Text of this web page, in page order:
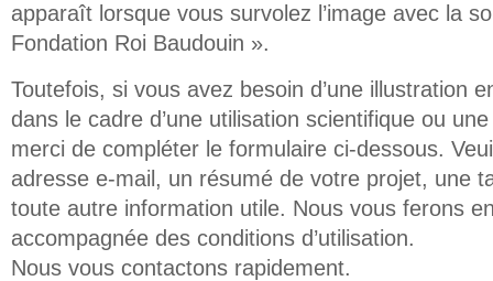
apparaît lorsque vous survolez l’image avec la
Fondation Roi Baudouin ».
Toutefois, si vous avez besoin d’une illustration
dans le cadre d’une utilisation scientifique ou
merci de compléter le formulaire ci-dessous.
adresse e-mail, un résumé de votre projet, une
toute autre information utile. Nous vous ferons
accompagnée des conditions d’utilisation.
Nous vous contactons rapidement.